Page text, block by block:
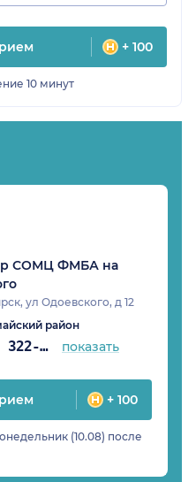
+ 100
10 минут
СОМЦ ФМБА на
ул Одоевского, д 12
район
+7 (383) 322-51-13 показать
+ 100
(10.08) после